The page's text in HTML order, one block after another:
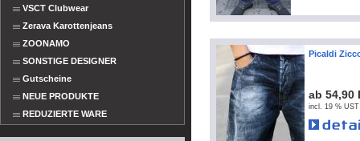
VSCT Clubwear
Zerava Karottenjeans
ZOONAMO
SONSTIGE DESIGNER
Gutscheine
NEUE PRODUKTE
REDUZIERTE WARE
Picaldi
ab 54,90
incl. 19 %